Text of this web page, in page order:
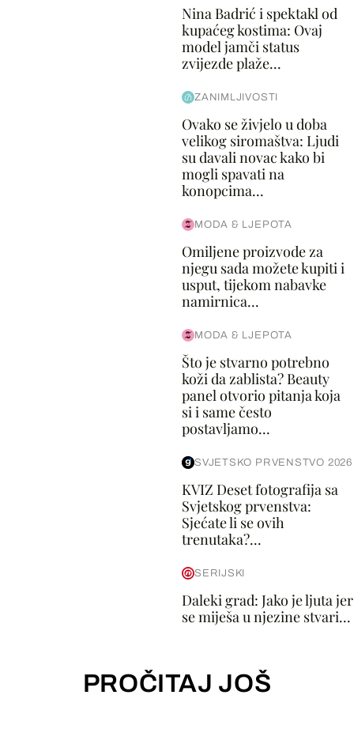
Nina Badrić i spektakl od
kupaćeg kostima: Ovaj
model jamči status
zvijezde plaže...
ZANIMLJIVOSTI
Ovako se živjelo u doba
velikog siromaštva: Ljudi
su davali novac kako bi
mogli spavati na
konopcima...
MODA & LJEPOTA
Omiljene proizvode za
njegu sada možete kupiti i
usput, tijekom nabavke
namirnica...
MODA & LJEPOTA
Što je stvarno potrebno
koži da zablista? Beauty
panel otvorio pitanja koja
si i same često
postavljamo...
SVJETSKO PRVENSTVO 2026
KVIZ Deset fotografija sa
Svjetskog prvenstva:
Sjećate li se ovih
trenutaka?...
SERIJSKI
Daleki grad: Jako je ljuta jer
se miješa u njezine stvari...
PROČITAJ JOŠ